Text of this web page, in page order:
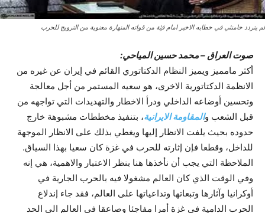
لم یتردد خامنئي في خطابه الاخیر امام فئِة من قواته المنهارة معنویة من الترويج للحرب
صوت العراق – محمد حسين المياحي:
أکثر مامميز ويميز النظام الدکتاتوري القائم في إيران عن غيره من
الانظمة الدکتاتورية الاخرى، هو سعيه المستمر من أجل معالجة
وتحسين أوضاعه الداخلي ودرأ الاخطار والتهديدات التي تواجهه من
قبل الشعب والمقاومة الايرانية، بتنفيذ مخططات مشبوهة خارج
حدوده بحيث يلفت الانظار إليها ويغطي بذلك على الانظار الموجهة
للداخل، وقطعا فإن إثارته للحرب في غزة کان سعيا بهذا السياق.
الملاحظة التي يجب أن نأخذها هنا بنظر الاعتبار والاهمية، هي إنه
وفي الوقت الذي کان العالم مشغولا فيه بالحرب الجارية في
أوکرانيا وآثارها وتبعاتها وتداعياتها على العالم، فقد جاء إندلاع
الحرب الدامية في غزة أمرا مفاجئا وصاعقا في العالم الى الحد